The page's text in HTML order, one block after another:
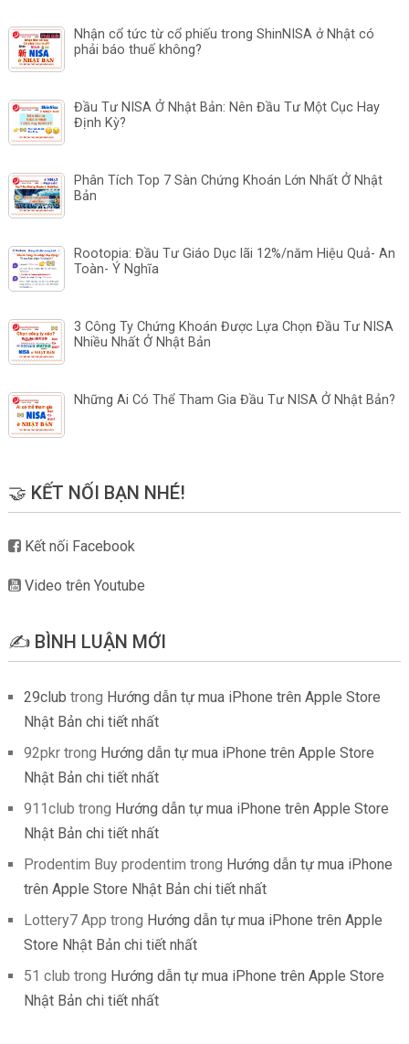
Nhận cổ tức từ cổ phiếu trong ShinNISA ở Nhật có
phải báo thuế không?
Đầu Tư NISA Ở Nhật Bản: Nên Đầu Tư Một Cục Hay
Định Kỳ?
Phân Tích Top 7 Sàn Chứng Khoán Lớn Nhất Ở Nhật
Bản
Rootopia: Đầu Tư Giáo Dục lãi 12%/năm Hiệu Quả- An
Toàn- Ý Nghĩa
3 Công Ty Chứng Khoán Được Lựa Chọn Đầu Tư NISA
Nhiều Nhất Ở Nhật Bản
Những Ai Có Thể Tham Gia Đầu Tư NISA Ở Nhật Bản?
🤝 KẾT NỐI BẠN NHÉ!
Kết nối Facebook
Video trên Youtube
✍️ BÌNH LUẬN MỚI
29club trong Hướng dẫn tự mua iPhone trên Apple Store
Nhật Bản chi tiết nhất
92pkrtrong Hướng dẫn tự mua iPhone trên Apple Store
Nhật Bản chi tiết nhất
911club trong Hướng dẫn tự mua iPhone trên Apple Store
Nhật Bản chi tiết nhất
Prodentim Buy prodentim trong Hướng dẫn tự mua iPhone
trên Apple Store Nhật Bản chi tiết nhất
Lottery7 App trong Hướng dẫn tự mua iPhone trên Apple
Store Nhật Bản chi tiết nhất
51 club trong Hướng dẫn tự mua iPhone trên Apple Store
Nhật Bản chi tiết nhất